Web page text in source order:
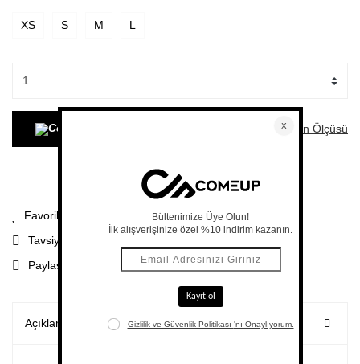
XS S M L
Beden Ölçüsü
Soru%20Sor Paylaş
Tavsiye Et
Paylaş
Açıklama